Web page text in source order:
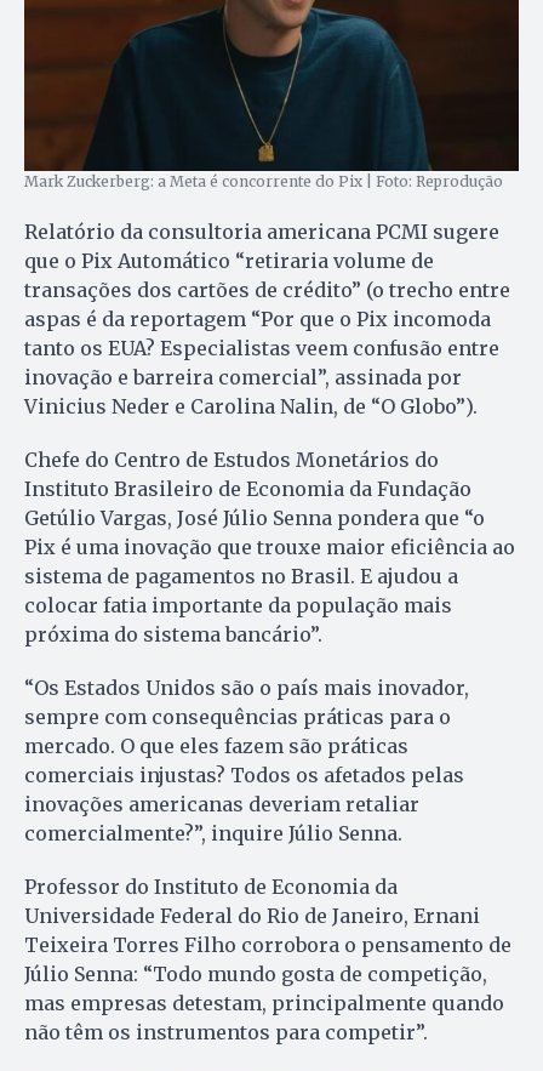
Mark Zuckerberg: a Meta é concorrente do Pix | Foto: Reprodução
Relatório da consultoria americana PCMI sugere
que o Pix Automático “retiraria volume de
transações dos cartões de crédito” (o trecho entre
aspas é da reportagem “Por que o Pix incomoda
tanto os EUA? Especialistas veem confusão entre
inovação e barreira comercial”, assinada por
Vinicius Neder e Carolina Nalin, de “O Globo”).
Chefe do Centro de Estudos Monetários do
Instituto Brasileiro de Economia da Fundação
Getúlio Vargas, José Júlio Senna pondera que “o
Pix é uma inovação que trouxe maior eficiência ao
sistema de pagamentos no Brasil. E ajudou a
colocar fatia importante da população mais
próxima do sistema bancário”.
“Os Estados Unidos são o país mais inovador,
sempre com consequências práticas para o
mercado. O que eles fazem são práticas
comerciais injustas? Todos os afetados pelas
inovações americanas deveriam retaliar
comercialmente?”, inquire Júlio Senna.
Professor do Instituto de Economia da
Universidade Federal do Rio de Janeiro, Ernani
Teixeira Torres Filho corrobora o pensamento de
Júlio Senna: “Todo mundo gosta de competição,
mas empresas detestam, principalmente quando
não têm os instrumentos para competir”.